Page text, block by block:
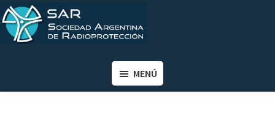
Saltar
al
contenido
Saltar
al
de
MENÚ